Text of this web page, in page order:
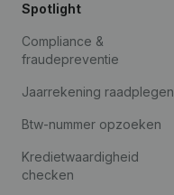
Spotlight
Compliance &
fraudepreventie
Jaarrekening raadplegen
Btw-nummer opzoeken
Kredietwaardigheid
checken